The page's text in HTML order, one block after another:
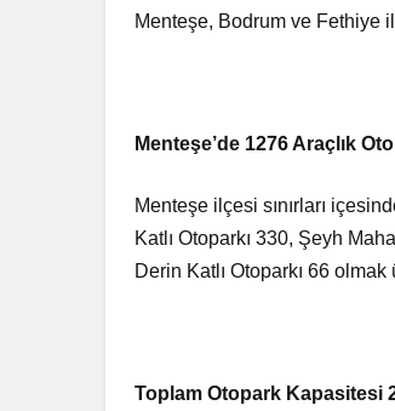
Menteşe, Bodrum ve Fethiye
Menteşe’de 1276 Araçlık
Menteşe ilçesi sınırları
Katlı Otoparkı 330, Şeyh
Derin Katlı Otoparkı 66
Toplam Otopark Kapasitesi